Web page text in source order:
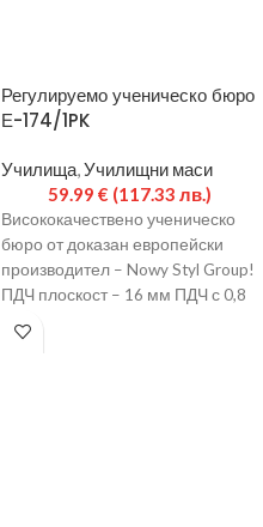
Регулируемо ученическо бюро
Е-174/1PK
Училища,Училищни маси
59.99 € (117.33 лв.)
Висококачествено ученическо
бюро от доказан европейски
производител – Nowy Styl Group!
ПДЧ плоскост – 16 мм ПДЧ с 0,8